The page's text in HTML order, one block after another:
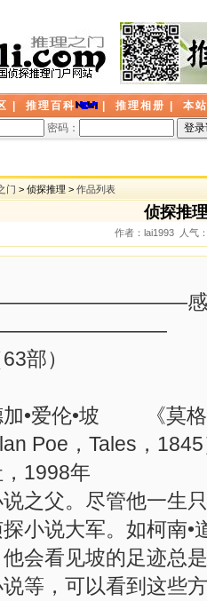
推理百科 推理相册
本
密码：
门 > 侦探推理 > 作品列表
侦探推
作者：lai1993 人气
感谢 神
部）
加•爱伦•坡 《莫
Poe，Tales，
1998年
之父。尽管他一生
小说大军。如柯南
会看见坡的足迹总
等，可以看到这些